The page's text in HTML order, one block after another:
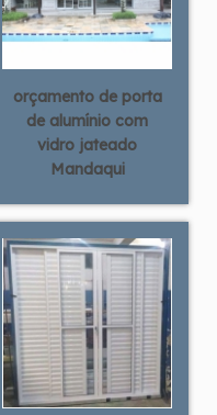
orçamento de porta
de alumínio com
vidro jateado
Mandaqui